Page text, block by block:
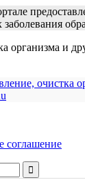
организма и
соглашение